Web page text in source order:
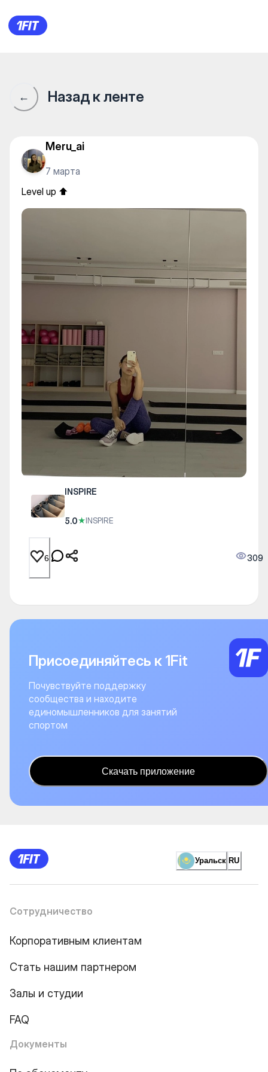
INSPIRE — Yoga
← Назад к ленте
Meru_ai
7 марта
Level up ⬆️
INSPIRE
5.0★INSPIRE
6 309
Присоединяйтесь к 1Fit
Почувствуйте поддержку
сообщества и находите
единомышленников для занятий
спортом
Скачать приложение
Уральск RU
Сотрудничество
Корпоративным клиентам
Стать нашим партнером
Залы и студии
FAQ
Документы